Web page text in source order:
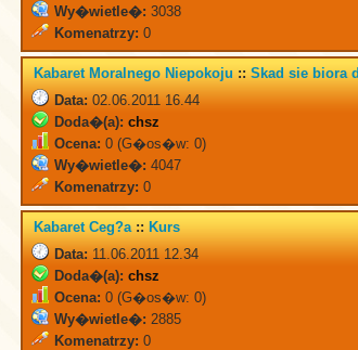
Wy�wietle�: 3038
Komenatrzy: 0
Kabaret Moralnego Niepokoju :: Skad sie biora
Data:02.06.2011 16.44
Doda�(a): chsz
Ocena: 0 (G�os�w: 0)
Wy�wietle�: 4047
Komenatrzy: 0
Kabaret Ceg?a :: Kurs
Data:11.06.2011 12.34
Doda�(a): chsz
Ocena: 0 (G�os�w: 0)
Wy�wietle�: 2885
Komenatrzy: 0